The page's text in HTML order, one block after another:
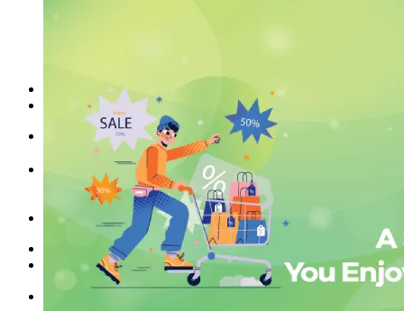
Lịch khai giảng
Thành tích
EN
Tìm kiếm:
Chưa có khóa học yêu thích.
Đặt lịch / Tư vấn